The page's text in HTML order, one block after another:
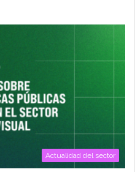
Actualidad del sector